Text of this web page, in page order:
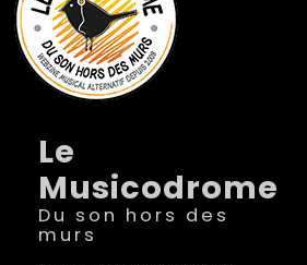
Le
Musicodrome
Du son hors des
murs